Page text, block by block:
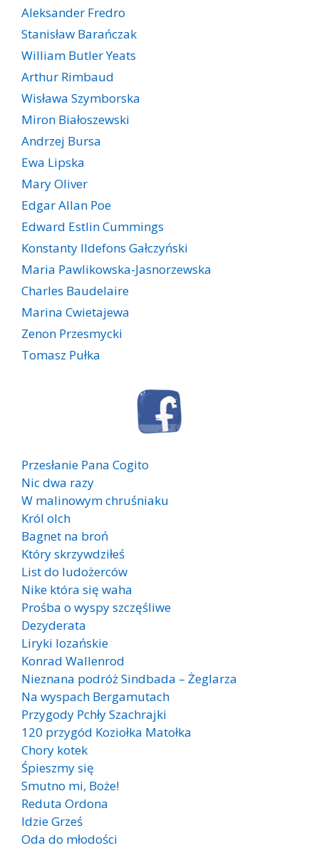
Aleksander Fredro
Stanisław Barańczak
William Butler Yeats
Arthur Rimbaud
Wisława Szymborska
Miron Białoszewski
Andrzej Bursa
Ewa Lipska
Mary Oliver
Edgar Allan Poe
Edward Estlin Cummings
Konstanty Ildefons Gałczyński
Maria Pawlikowska-Jasnorzewska
Charles Baudelaire
Marina Cwietajewa
Zenon Przesmycki
Tomasz Pułka
Przesłanie Pana Cogito
Nic dwa razy
W malinowym chruśniaku
Król olch
Bagnet na broń
Który skrzywdziłeś
List do ludożerców
Nike która się waha
Prośba o wyspy szczęśliwe
Dezyderata
Liryki lozańskie
Konrad Wallenrod
Nieznana podróż Sindbada – Żeglarza
Na wyspach Bergamutach
Przygody Pchły Szachrajki
120 przygód Koziołka Matołka
Chory kotek
Śpieszmy się
Smutno mi, Boże!
Reduta Ordona
Idzie Grześ
Oda do młodości